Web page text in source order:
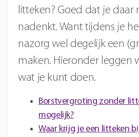
litteken? Goed dat je daar
nadenkt. Want tijdens je
nazorg wel degelijk een
maken. Hieronder leggen
wat je kunt doen.
Borstvergroting zonder
mogelijk?
Waar krijg je een litteken